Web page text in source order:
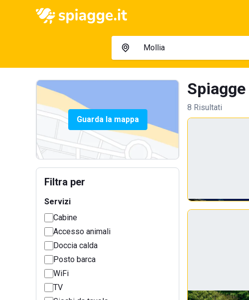
Guarda la mappa
Filtra per
Servizi
Cabine
Accesso animali
Doccia calda
Posto barca
WiFi
TV
8 Risultati